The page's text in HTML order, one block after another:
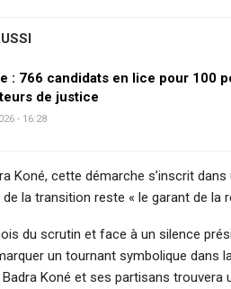
: 766 candidats en lice pour 100
de justice
- 16:28
Koné, cette démarche s’inscrit
la transition reste « le garant de la
du scrutin et face à un silence
un tournant symbolique dans
Koné et ses partisans trouvera